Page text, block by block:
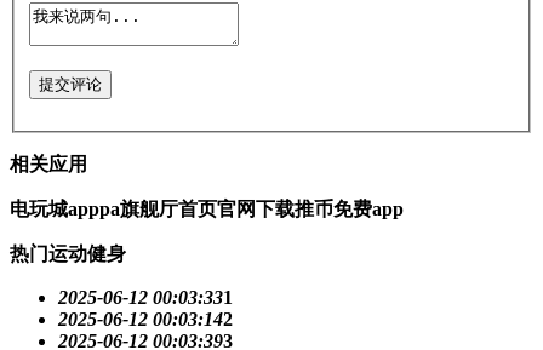
提交评论
相关应用
电玩城apppa旗舰厅首页官网下载推币免费app
热门运动健身
2025-06-12 00:03:331
2025-06-12 00:03:142
2025-06-12 00:03:393